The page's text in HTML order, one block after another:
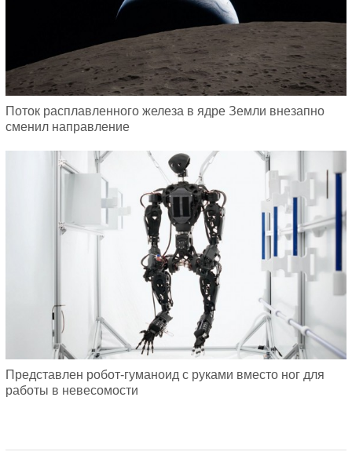
Поток расплавленного железа в ядре Земли внезапно
сменил направление
Представлен робот-гуманоид с руками вместо ног для
работы в невесомости